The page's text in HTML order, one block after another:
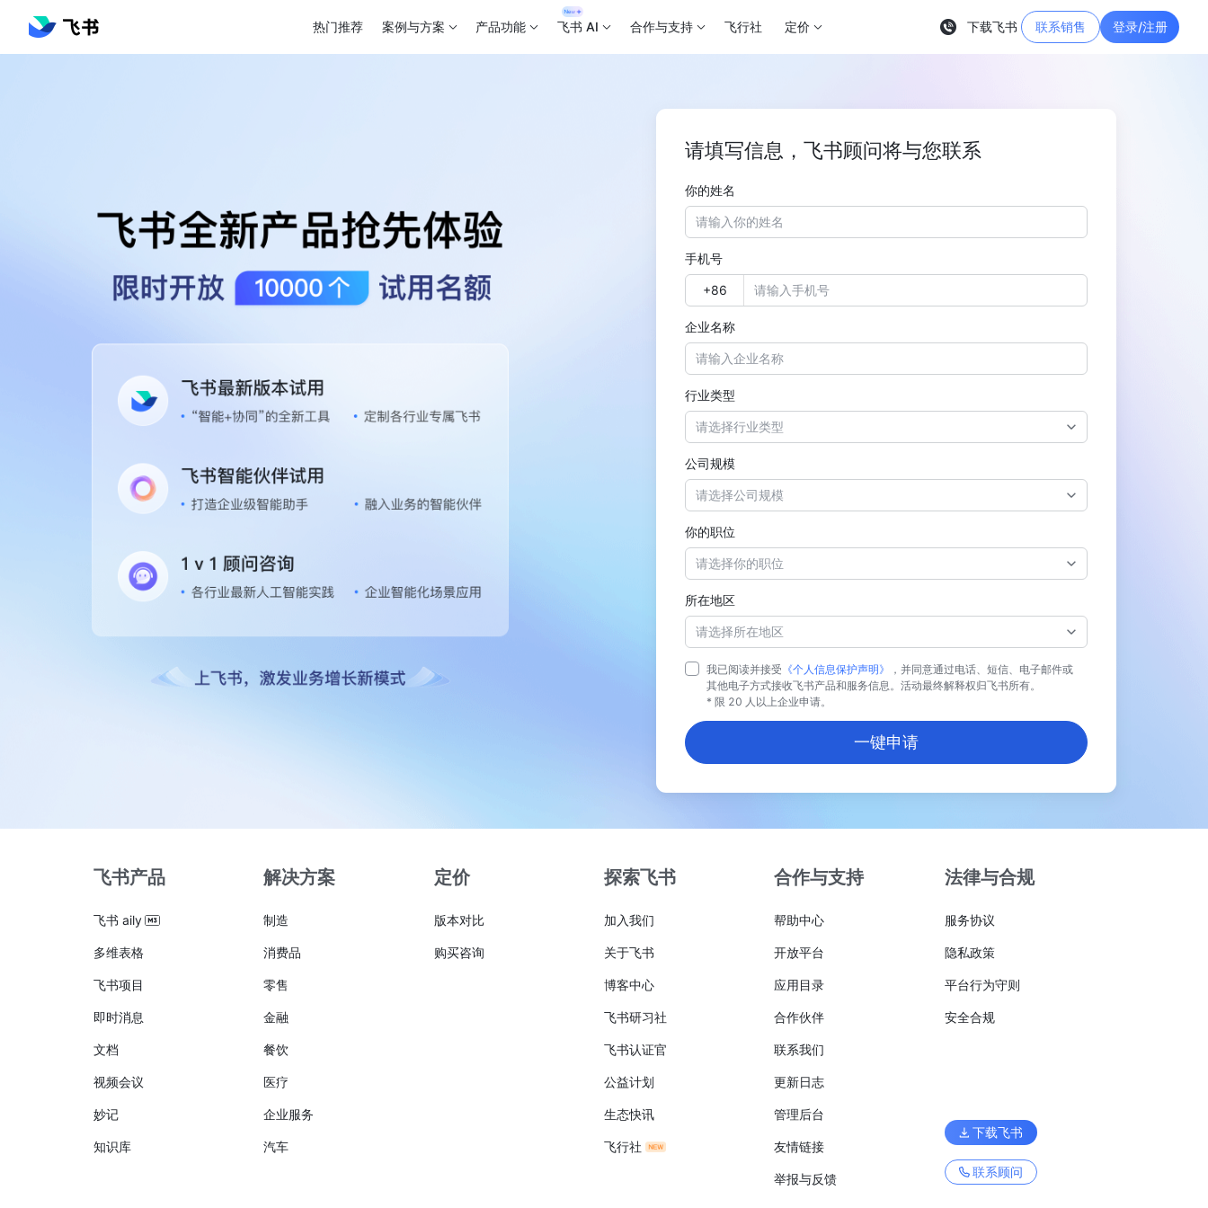
热门推荐 案例与方案 产品功能 飞书 AI 合作与支持 飞行社 定价 下载飞书 联系销售 登录/注册
请填写信息，飞书顾问将与您联系
你的姓名
手机号
企业名称
行业类型
请选择行业类型
公司规模
请选择公司规模
你的职位
请选择你的职位
所在地区
请选择所在地区
我已阅读并接受 《个人信息保护声明》
，并同意通过电话、短信、电子邮件或
其他电子方式接收飞书产品和服务信息。活动最终解释权归飞书所有。
* 限 20 人以上企业申请。
一键申请
飞书产品
飞书 aily
多维表格
飞书项目
即时消息
文档
视频会议
妙记
知识库
解决方案
制造
消费品
零售
金融
餐饮
医疗
企业服务
汽车
定价
版本对比
购买咨询
探索飞书
加入我们
关于飞书
博客中心
飞书研习社
飞书认证官
公益计划
生态快讯
飞行社
合作与支持
帮助中心
开放平台
应用目录
合作伙伴
联系我们
更新日志
管理后台
友情链接
举报与反馈
法律与合规
服务协议
隐私政策
平台行为守则
安全合规
下载飞书
联系顾问